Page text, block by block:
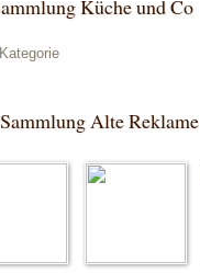
Küche und Co
Alte Reklame